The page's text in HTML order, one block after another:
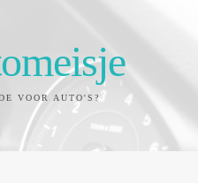
VOOR AUTO'S?